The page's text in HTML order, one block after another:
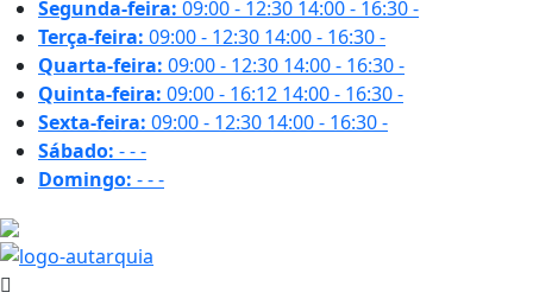
Segunda-feira: 09:00 - 12:30 14:00 - 16:30-
Terça-feira: 09:00 - 12:30 14:00 - 16:30-
Quarta-feira: 09:00 - 12:30 14:00 - 16:30-
Quinta-feira: 09:00 - 16:12 14:00 - 16:30-
Sexta-feira: 09:00 - 12:30 14:00 - 16:30-
Sábado: ---
Domingo: ---